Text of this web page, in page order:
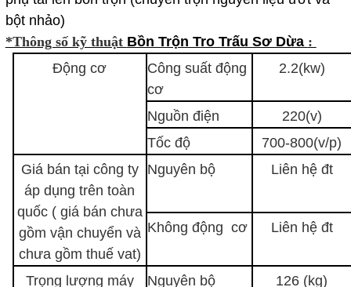
bột nhảo)
*Thông số kỹ thuật Bồn Trộn Tro Trấu Sơ Dừa :
Động cơ
Công suất động
cơ
2.2(kw)
Nguồn điện
220(v)
Tốc độ
700-800(v/p)
Giá bán tại công ty
áp dụng trên toàn
quốc ( giá bán chưa
gồm vận chuyển và
chưa gồm thuế vat)
Nguyên bộ Liên hệ đt
Không động cơ Liên hệ đt
Trọng lượng máy Nguyên bộ
126 (kg)